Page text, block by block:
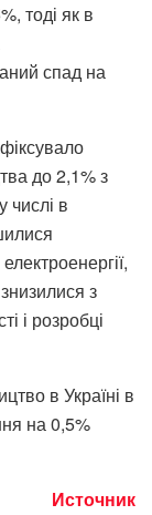
тоді як в
спад на
до 2,1% з
числі в
з
і розробці
в Україні в
на 0,5%
Источник